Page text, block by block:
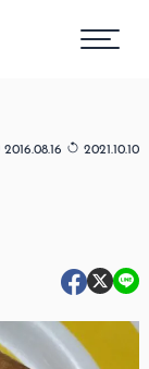
2016.08.16 2021.10.10